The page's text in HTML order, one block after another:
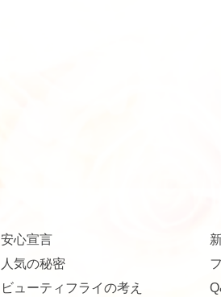
安心宣言
人気の秘密
ビューティフライの考え